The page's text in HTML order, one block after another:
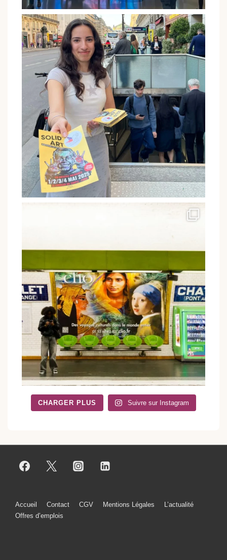
CHARGER PLUS Suivre sur Instagram
Menu
Accueil Contact CGV Mentions Légales
L’actualité
Offres d’emplois